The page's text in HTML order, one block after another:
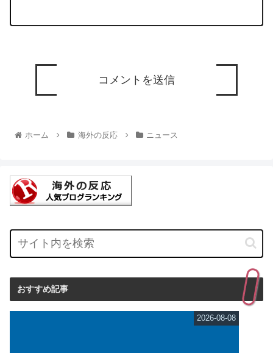
ホーム 海外の反応 ニュース
おすすめ記事
2026-08-08